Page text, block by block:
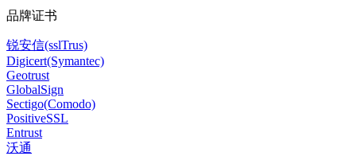
品牌证书
锐安信(sslTrus)
Digicert(Symantec)
Geotrust
GlobalSign
Sectigo(Comodo)
PositiveSSL
Entrust
沃通